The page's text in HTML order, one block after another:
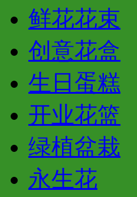
鲜花花束
创意花盒
生日蛋糕
开业花篮
绿植盆栽
永生花